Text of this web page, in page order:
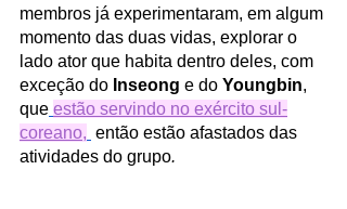
membros já experimentaram, em algum
momento das duas vidas, explorar o
lado ator que habita dentro deles, com
exceção do Inseong e do Youngbin,
que estão servindo no exército sul-
coreano, então estão afastados das
atividades do grupo.